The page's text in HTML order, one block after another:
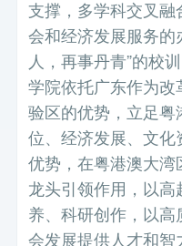
支撑，多学科交叉
会和经济发展服务的
人，再事丹青”的校
学院依托广东作为
验区的优势，立足
位、经济发展、文
优势，在粤港澳大
龙头引领作用，以
养、科研创作，以
会发展提供人才和